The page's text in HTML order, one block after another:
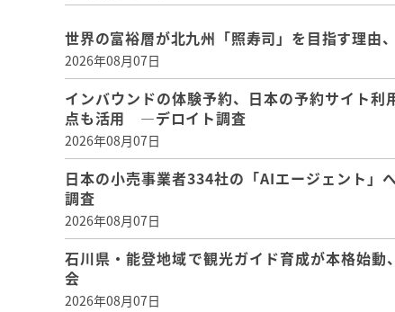
世界の富裕層が北九州「照寿司」を目指す理由
2026年08月07日
インバウンドの体験予約、日本の予約サイト
点も活用 ―デロイト調査
2026年08月07日
日本の小売事業者334社の「AIエージェント
調査
2026年08月07日
石川県・能登地域で観光ガイド育成が本格始
会
2026年08月07日